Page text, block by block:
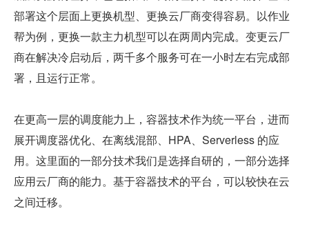
部署这个层面上更换机型、更换云厂商变得容易。以作业
帮为例，更换一款主力机型可以在两周内完成。变更云厂
商在解决冷启动后，两千多个服务可在一小时左右完成部
署，且运行正常。
在更高一层的调度能力上，容器技术作为统一平台，进而
展开调度器优化、在离线混部、HPA、Serverless 的应
用。这里面的一部分技术我们是选择自研的，一部分选择
应用云厂商的能力。基于容器技术的平台，可以较快在云
之间迁移。